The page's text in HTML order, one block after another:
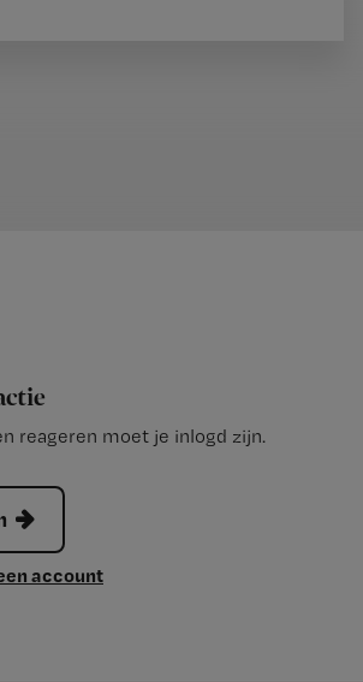
reageren moet je inlogd zijn.
account